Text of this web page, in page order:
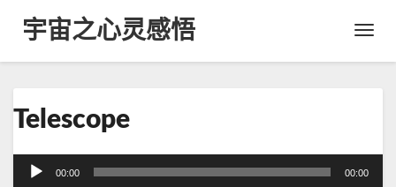
Toggle
宇宙之心灵感悟
e
Telescope
00:00 00:00